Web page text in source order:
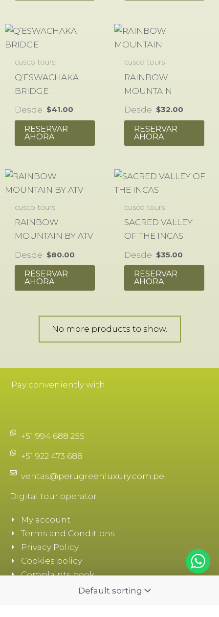
cusco tours
Q’ESWACHAKA
BRIDGE
Desde $41.00
RESERVAR
AHORA
cusco tours
RAINBOW
MOUNTAIN
Desde $32.00
RESERVAR
AHORA
cusco tours
RAINBOW
MOUNTAIN BY ATV
Desde $80.00
RESERVAR
AHORA
cusco tours
SACRED VALLEY
OF THE INCAS
Desde $35.00
RESERVAR
AHORA
No more products to show.
Pay conveniently with:
+51 994 688 255
+51 922 473 688
ventas@perugreenluxury.com.pe
Digital tour operator
My account
Terms and Conditions
Privacy Policy
Cookies policy
Complaints book
F